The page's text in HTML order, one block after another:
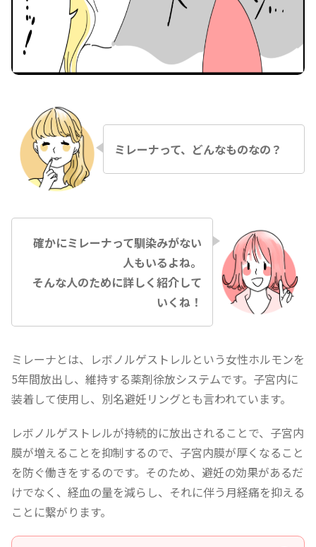
ミレーナって、どんなものなの？
確かにミレーナって馴染みがない
人もいるよね。
そんな人のために詳しく紹介して
いくね！
ミレーナとは、レボノルゲストレルという女性ホルモンを
5年間放出し、維持する薬剤徐放システムです。子宮内に
装着して使用し、別名避妊リングとも言われています。
レボノルゲストレルが持続的に放出されることで、子宮内
膜が増えることを抑制するので、子宮内膜が厚くなること
を防ぐ働きをするのです。そのため、避妊の効果があるだ
けでなく、経血の量を減らし、それに伴う月経痛を抑える
ことに繋がります。